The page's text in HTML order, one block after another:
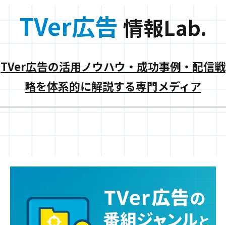
TVer広告 情報Lab.
TVer広告の活用ノウハウ・成功事例・配信戦
略を体系的に解説する専門メディア